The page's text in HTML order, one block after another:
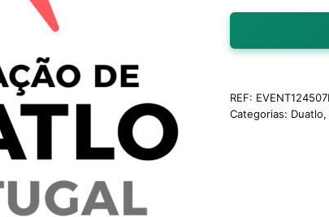
REF:
Categorias: Duatlo,